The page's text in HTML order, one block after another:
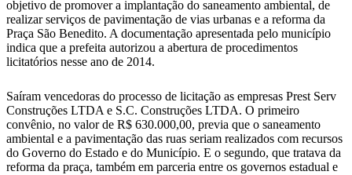
objetivo de promover a implantação do saneamento ambiental, de
realizar serviços de pavimentação de vias urbanas e a reforma da
Praça São Benedito. A documentação apresentada pelo município
indica que a prefeita autorizou a abertura de procedimentos
licitatórios nesse ano de 2014.
Saíram vencedoras do processo de licitação as empresas Prest Serv
Construções LTDA e S.C. Construções LTDA. O primeiro
convênio, no valor de R$ 630.000,00, previa que o saneamento
ambiental e a pavimentação das ruas seriam realizados com recursos
do Governo do Estado e do Município. E o segundo, que tratava da
reforma da praça, também em parceria entre os governos estadual e